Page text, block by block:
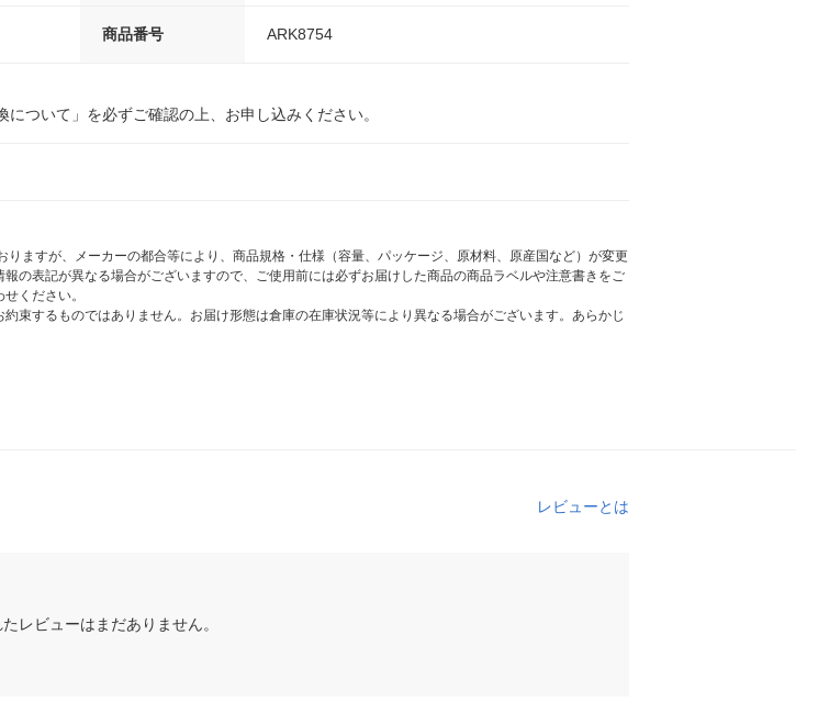
商品番号 ARK8754
ついて」を必ずご確認の上、お申し込みください。
ますが、メーカーの都合等により、商品規格・仕様（容量、パッケージ、原材料、原産国など）が変更
の表記が異なる場合がございますので、ご使用前には必ずお届けした商品の商品ラベルや注意書きをご
ください。
束するものではありません。お届け形態は倉庫の在庫状況等により異なる場合がございます。あらかじ
レビューとは
レビューはまだありません。